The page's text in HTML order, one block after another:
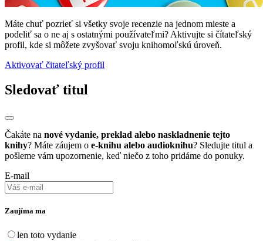
Máte chuť pozrieť si všetky svoje recenzie na jednom mieste a
podeliť sa o ne aj s ostatnými používateľmi? Aktivujte si čítateľský
profil, kde si môžete zvyšovať svoju knihomoľskú úroveň.
Aktivovať čitateľský profil
Sledovať titul
Čakáte na nové vydanie, preklad alebo naskladnenie tejto
knihy? Máte záujem o e-knihu alebo audioknihu? Sledujte titul a
pošleme vám upozornenie, keď niečo z toho pridáme do ponuky.
E-mail
Zaujíma ma
len toto vydanie